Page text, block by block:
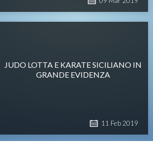
JUDO LOTTA E KARATE SICILIANO IN
GRANDE EVIDENZA
11 Feb 2019